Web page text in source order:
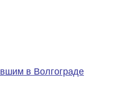
в Волгограде